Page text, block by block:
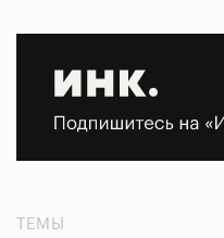
ТЕМЫ